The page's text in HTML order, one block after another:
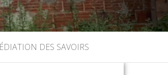
DES SAVOIRS